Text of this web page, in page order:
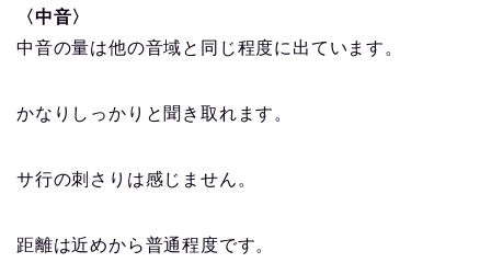
〈中音〉
中音の量は他の音域と同じ程度に出ています。
かなりしっかりと聞き取れます。
サ行の刺さりは感じません。
距離は近めから普通程度です。